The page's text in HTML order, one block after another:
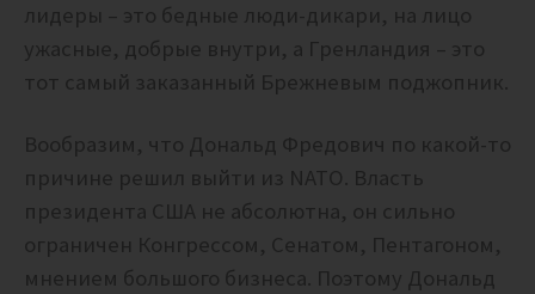
лидеры – это бедные люди-дикари, на лицо
ужасные, добрые внутри, а Гренландия – это
тот самый заказанный Брежневым поджопник.
Вообразим, что Дональд Фредович по какой-то
причине решил выйти из NATO. Власть
президента США не абсолютна, он сильно
ограничен Конгрессом, Сенатом, Пентагоном,
мнением большого бизнеса. Поэтому Дональд